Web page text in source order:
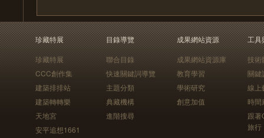
珍藏特展
珍藏特展
CCC創作集
建築排排站
建築轉轉樂
天地宮
安平追想1661
目錄導覽
聯合目錄
快速關鍵詞導覽
主題分類
典藏機構
進階搜尋
成果網站資源
成果網站資源庫
教育學習
學術研究
創意加值
工具
技術
關鍵
線上
時間
跟
旅行